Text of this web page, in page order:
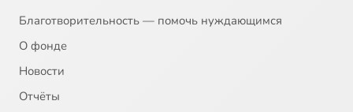
21
Благотворительность — помочь нуждающимся
О фонде
Новости
Отчёты